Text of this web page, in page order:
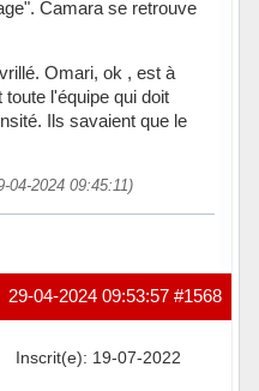
Camara se retrouve
Omari, ok , est à
l'équipe qui doit
Ils savaient que le
04-2024 09:45:11)
#1568
29-04-2024 09:53:57
Inscrit(e): 19-07-2022